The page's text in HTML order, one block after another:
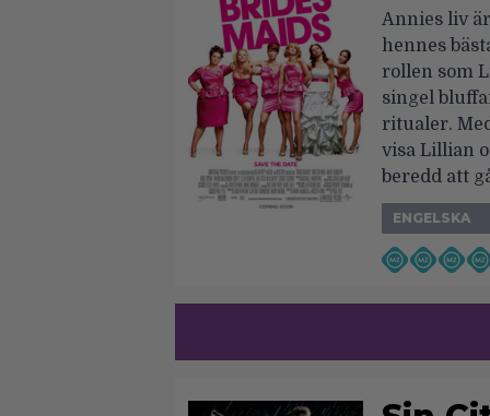
Annies liv
hennes
rollen som
singel
ritualer.
visa Lillian
beredd att
ENGELSKA